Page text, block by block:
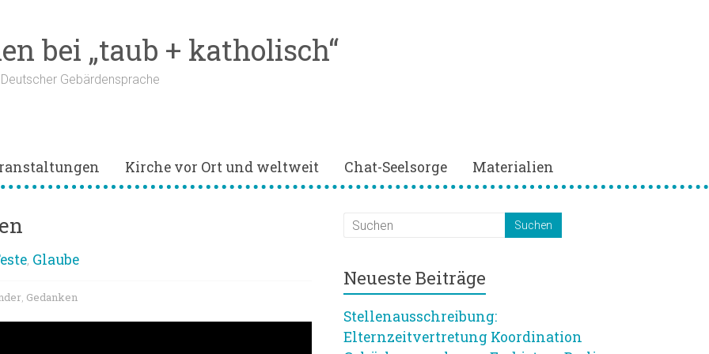
bei „taub + katholisch“
Gebärdensprache
Kirche vor Ort und weltweit Chat-Seelsorge Materialien
, Glaube
, Gedanken
Neueste Beiträge
Stellenausschreibung:
Elternzeitvertretung Koordination